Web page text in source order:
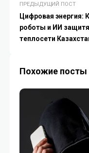
ПРЕДЫДУЩИЙ ПОСТ
Цифровая энергия:
роботы и ИИ
теплосети
Похожие посты